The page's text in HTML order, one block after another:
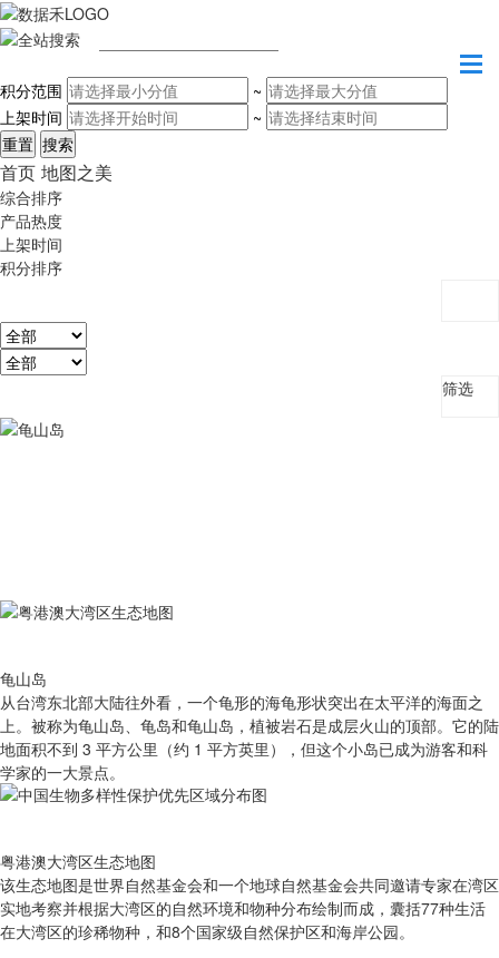
积分范围
~
上架时间
~
首页 地图之美
综合排序
产品热度
上架时间
积分排序
筛选
龟山岛
从台湾东北部大陆往外看，一个龟形的海龟形状突出在太平洋的海面之
上。被称为龟山岛、龟岛和龟山岛，植被岩石是成层火山的顶部。它的陆
地面积不到 3 平方公里（约 1 平方英里），但这个小岛已成为游客和科
学家的一大景点。
粤港澳大湾区生态地图
该生态地图是世界自然基金会和一个地球自然基金会共同邀请专家在湾区
实地考察并根据大湾区的自然环境和物种分布绘制而成，囊括77种生活
在大湾区的珍稀物种，和8个国家级自然保护区和海岸公园。